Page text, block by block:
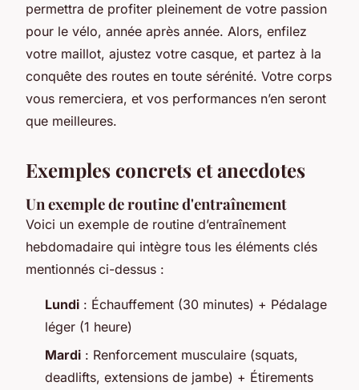
permettra de profiter pleinement de votre passion
pour le vélo, année après année. Alors, enfilez
votre maillot, ajustez votre casque, et partez à la
conquête des routes en toute sérénité. Votre corps
vous remerciera, et vos performances n’en seront
que meilleures.
Exemples concrets et anecdotes
Un exemple de routine d'entraînement
Voici un exemple de routine d’entraînement
hebdomadaire qui intègre tous les éléments clés
mentionnés ci-dessus :
Lundi : Échauffement (30 minutes) + Pédalage
léger (1 heure)
Mardi : Renforcement musculaire (squats,
deadlifts, extensions de jambe) + Étirements